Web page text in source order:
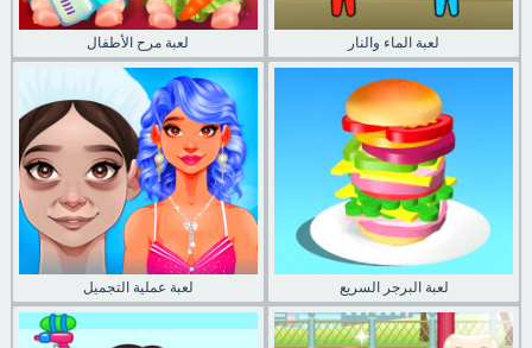
لعبة مرح الأطفال لعبة الماء والنار
لعبة عملية التجميل لعبة البرجر السريع